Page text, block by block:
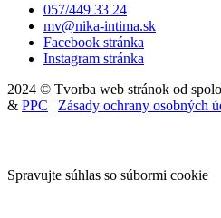
057/449 33 24
mv@nika-intima.sk
Facebook stránka
Instagram stránka
2024 © Tvorba web stránok od
& PPC | Zásady ochrany osobných
Spravujte súhlas so súbormi cookie